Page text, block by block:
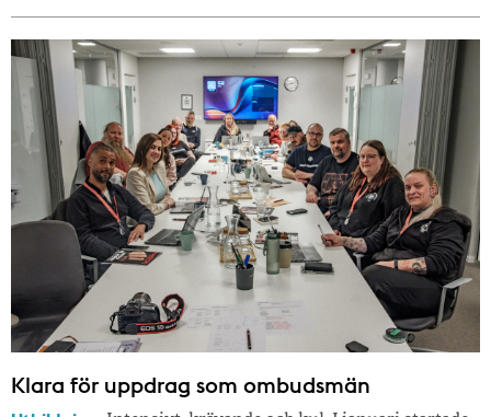
Klara för uppdrag som ombudsmän